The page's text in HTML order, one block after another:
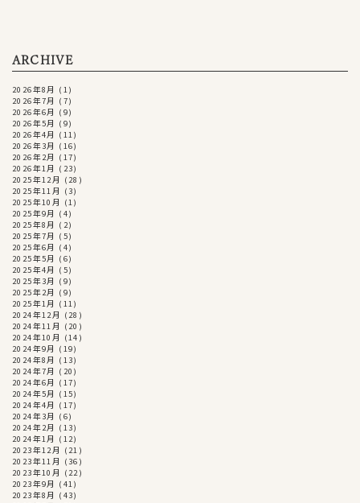
ARCHIVE
2026年8月 (1)
2026年7月 (7)
2026年6月 (9)
2026年5月 (9)
2026年4月 (11)
2026年3月 (16)
2026年2月 (17)
2026年1月 (23)
2025年12月 (28)
2025年11月 (3)
2025年10月 (1)
2025年9月 (4)
2025年8月 (2)
2025年7月 (5)
2025年6月 (4)
2025年5月 (6)
2025年4月 (5)
2025年3月 (9)
2025年2月 (9)
2025年1月 (11)
2024年12月 (28)
2024年11月 (20)
2024年10月 (14)
2024年9月 (19)
2024年8月 (13)
2024年7月 (20)
2024年6月 (17)
2024年5月 (15)
2024年4月 (17)
2024年3月 (6)
2024年2月 (13)
2024年1月 (12)
2023年12月 (21)
2023年11月 (36)
2023年10月 (22)
2023年9月 (41)
2023年8月 (43)